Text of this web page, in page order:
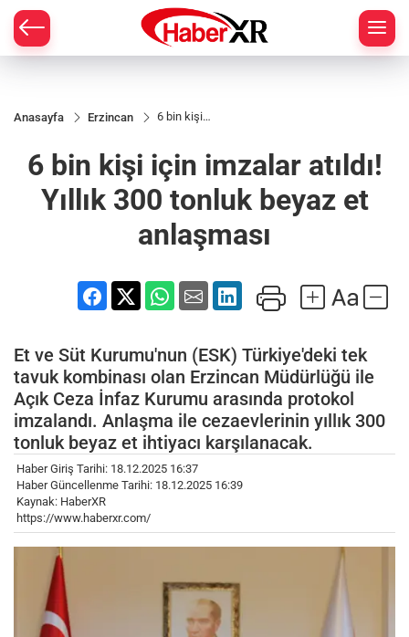
Anasayfa Erzincan
6 bin kişi
atıldı!
Yıllık 300
tonluk
beyaz et
anlaşması
6 bin kişi için imzalar atıldı!
Yıllık 300 tonluk beyaz et
anlaşması
Et ve Süt Kurumu'nun (ESK) Türkiye'deki tek
tavuk kombinası olan Erzincan Müdürlüğü ile
Açık Ceza İnfaz Kurumu arasında protokol
imzalandı. Anlaşma ile cezaevlerinin yıllık 300
tonluk beyaz et ihtiyacı karşılanacak.
Haber Giriş Tarihi: 18.12.2025 16:37
Haber Güncellenme Tarihi: 18.12.2025 16:39
Kaynak: HaberXR
https://www.haberxr.com/